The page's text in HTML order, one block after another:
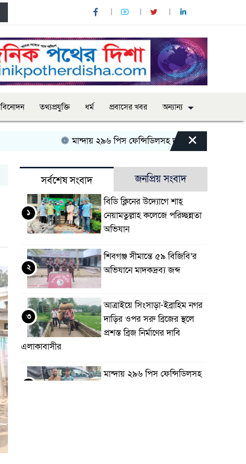
বিনোদন তথ্যপ্রযুক্তি ধর্ম প্রবাসের খবর অন্যান্য
মান্দায় ২৯৬ পিস ফেন্সিডিলসহ দুই মাদক কারবারি আটক
×
সর্বশেষ সংবাদ জনপ্রিয় সংবাদ
বিডি ক্লিনের উদ্যোগে শাহ্
নেয়ামতুল্লাহ কলেজে পরিচ্ছন্নতা
অভিযান
১
শিবগঞ্জ সীমান্তে ৫৯ বিজিবি’র
অভিযানে মাদকদ্রব্য জব্দ
২
আত্রাইয়ে সিংসাড়া-ইব্রাহিম নগর
দাড়ির ওপর সরু ব্রিজের স্থলে
প্রশস্ত ব্রিজ নির্মাণের দাবি
এলাকাবাসীর
৩
মান্দায় ২৯৬ পিস ফেন্সিডিলসহ